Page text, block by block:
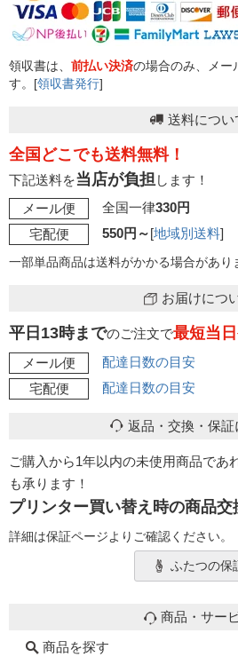
領収書は、 前払い決済の場合のみ、メー
す。[領収書発行]
送料につい
全国どこでも送料無料！
下記送料を当店が負担 します！
メール便
全国一律330円
宅配便
550円～[地域別送料]
一部単品商品は送料がかかる場合があり
お届けにつ
平日13時までのご注文で最短当日
メール便
配達日数の目安
宅配便
配達日数の目安
返品・交換・保証
ご購入から1年以内の未使用商品であ
も承ります！
プリンター買い替え時の商品交
詳細は保証ページよりご確認ください。
ふたつの保
商品・サー
商品を探す